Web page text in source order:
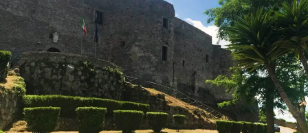
ECONOMIA E LAVORO
EVENTI
SPORT
Streaming